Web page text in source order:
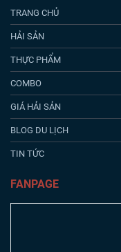
TRANG CHỦ
HẢI SẢN
THỰC PHẨM
COMBO
GIÁ HẢI SẢN
BLOG DU LỊCH
TIN TỨC
FANPAGE